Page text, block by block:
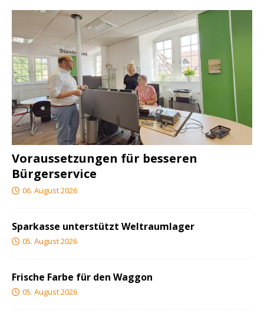
Voraussetzungen für besseren
Bürgerservice
06. August 2026
Sparkasse unterstützt Weltraumlager
05. August 2026
Frische Farbe für den Waggon
05. August 2026